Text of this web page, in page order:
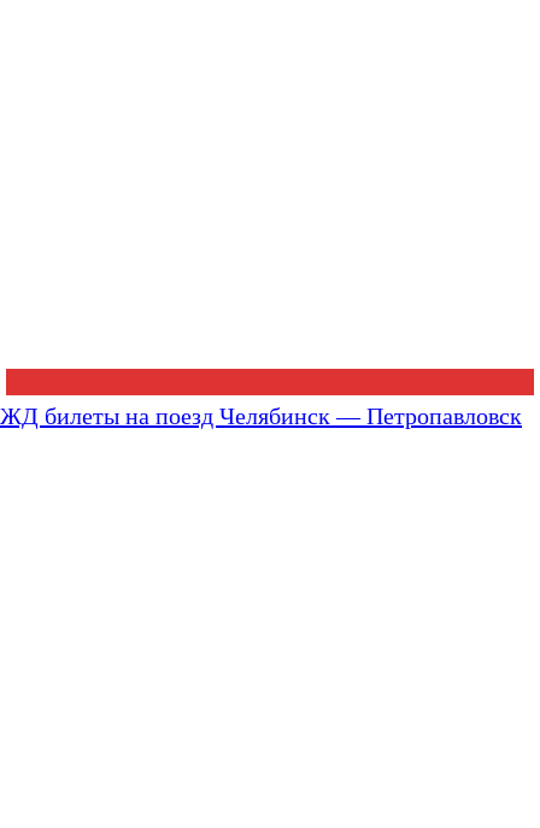
ЖД билеты на поезд Челябинск — Петропавловск